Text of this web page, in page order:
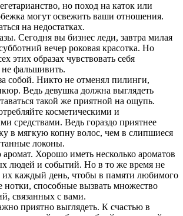
но поход на каток или
могут освежить ваши отношения.
на недостатках.
Сегодня вы бизнес леди, завтра милая
вечер роковая красотка. Но
этих образах чувствовать себя
фальшивить.
собой. Никто не отменял пилинги,
Ведь девушка должна выглядеть
такой же приятной на ощупь.
косметическими и
средствами. Ведь гораздо приятнее
в мягкую копну волос, чем в слипшиеся
локоны.
Хорошо иметь несколько ароматов
людей и событий. Но в то же время не
их каждый день, чтобы в памяти любимого
нотки, способные вызвать множество
связанных с вами.
приятно выглядеть. К счастью в